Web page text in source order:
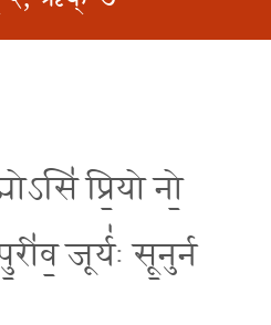
प्रि॒यो नो॒
जूर्य॑ः सू॒नुर्न